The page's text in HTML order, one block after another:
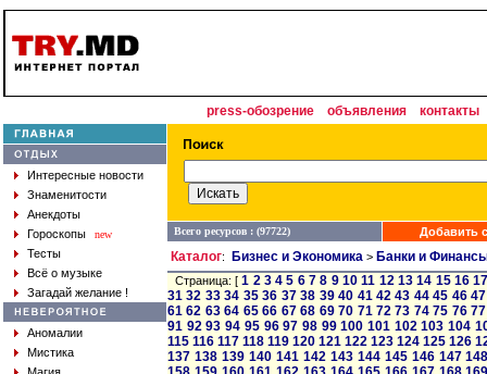
press-обозрение объявления контакты
Интересные новости
Знаменитости
Анекдоты
Гороскопы
new
Тесты
Всё о музыке
Загадай желание !
Аномалии
Мистика
Всего ресурсов : (97722) Добавить
Каталог: Бизнес и Экономика > Банки и
Страница: [1 2 3 4 5 6 7 8 9 10 11 12 13 14 15 16
31 32 33 34 35 36 37 38 39 40 41 42 43 44 45 46 47
61 62 63 64 65 66 67 68 69 70 71 72 73 74 75 76 77
91 92 93 94 95 96 97 98 99 100 101 102 103 104
115 116 117 118 119 120 121 122 123 124 125 126
137 138 139 140 141 142 143 144 145 146 147